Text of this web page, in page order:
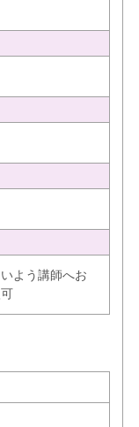
よう講師へお